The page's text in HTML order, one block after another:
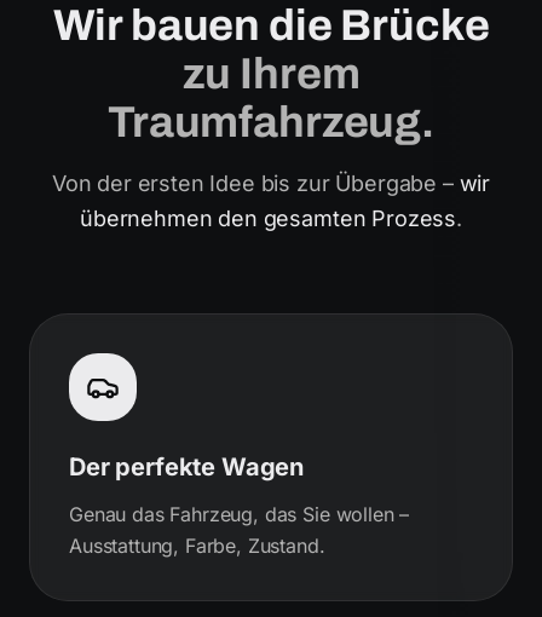
Wir bauen die Brücke
zu Ihrem
Traumfahrzeug.
Von der ersten Idee bis zur Übergabe – wir
übernehmen den gesamten Prozess.
Der perfekte Wagen
Genau das Fahrzeug, das Sie wollen –
Ausstattung, Farbe, Zustand.